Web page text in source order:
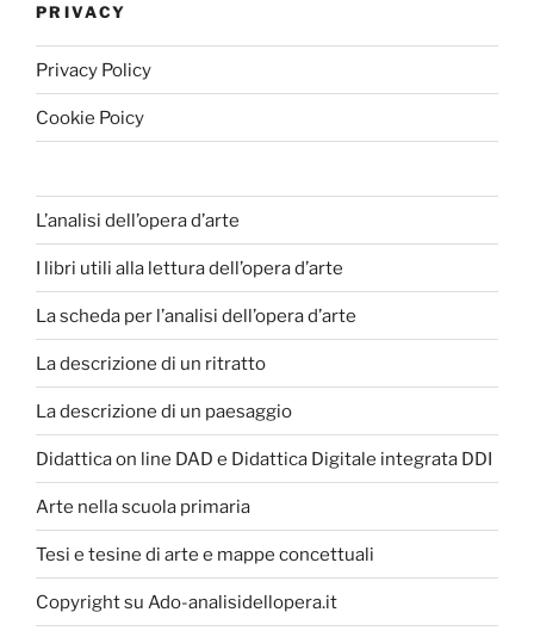
PRIVACY
Privacy Policy
Cookie Poicy
L’analisi dell’opera d’arte
I libri utili alla lettura dell’opera d’arte
La scheda per l’analisi dell’opera d’arte
La descrizione di un ritratto
La descrizione di un paesaggio
Didattica on line DAD e Didattica Digitale integrata DDI
Arte nella scuola primaria
Tesi e tesine di arte e mappe concettuali
Copyright su Ado-analisidellopera.it